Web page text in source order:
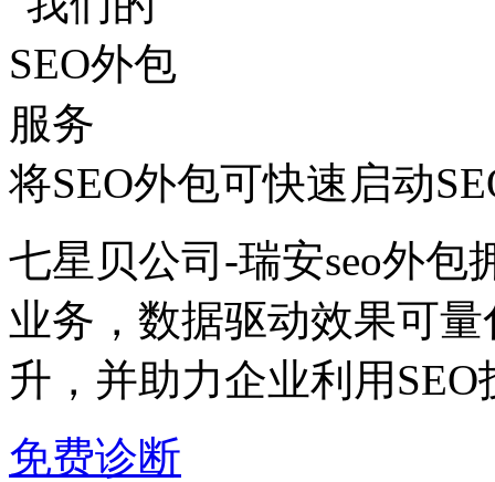
将SEO外包可快速启动
七星贝公司-瑞安seo外包
业务，数据驱动效果可
升，并助力企业利用
免费诊断